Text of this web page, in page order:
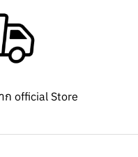
ก official Store